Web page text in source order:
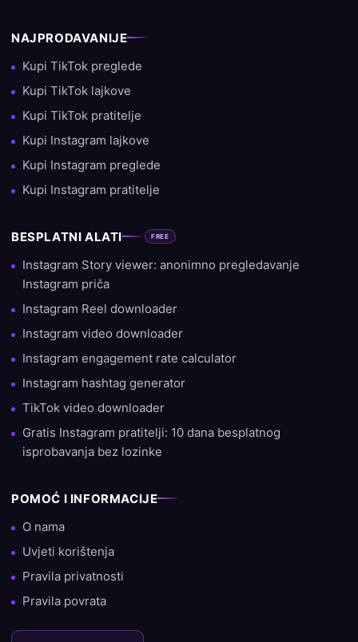
NAJPRODAVANIJE
Kupi TikTok preglede
Kupi TikTok lajkove
Kupi TikTok pratitelje
Kupi Instagram lajkove
Kupi Instagram preglede
Kupi Instagram pratitelje
BESPLATNI ALATI FREE
Instagram Story viewer: anonimno pregledavanje
Instagram priča
Instagram Reel downloader
Instagram video downloader
Instagram engagement rate calculator
Instagram hashtag generator
TikTok video downloader
Gratis Instagram pratitelji: 10 dana besplatnog
isprobavanja bez lozinke
POMOĆ I INFORMACIJE
O nama
Uvjeti korištenja
Pravila privatnosti
Pravila povrata